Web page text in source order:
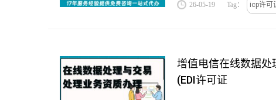
26-05-19 Tag： icp许可
增值电信在线数据处
(EDI许可证